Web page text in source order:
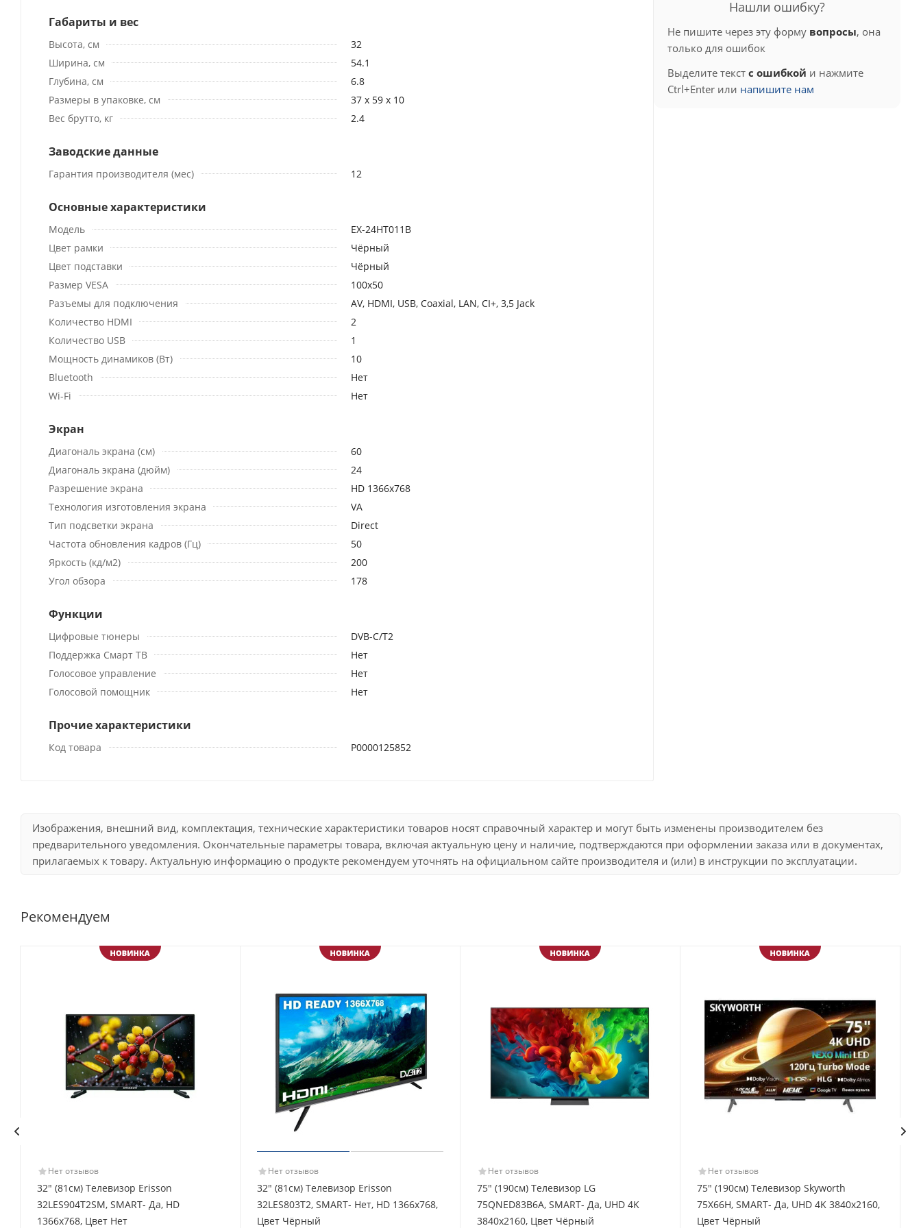
Габариты и вес
Высота, см
32
Ширина, см
54.1
Глубина, см
6.8
Размеры в упаковке, см
37 x 59 x 10
Вес брутто, кг
2.4
Заводские данные
Гарантия производителя (мес) 12
Основные характеристики
Модель
EX-24HT011B
Цвет рамки
Чёрный
Цвет подставки
Чёрный
Размер VESA
100х50
Разъемы для подключения
AV, HDMI, USB, Coaxial, LAN, CI+, 3,5 Jack
Количество HDMI
2
Количество USB
1
Мощность динамиков (Вт)
10
Bluetooth
Нет
Wi-Fi
Нет
Экран
Диагональ экрана (см)
60
Диагональ экрана (дюйм)
24
Разрешение экрана
HD 1366x768
Технология изготовления экрана
VA
Тип подсветки экрана
Direct
Частота обновления кадров (Гц)
50
Яркость (кд/м2)
200
Угол обзора
178
Функции
Цифровые тюнеры
DVB-C/T2
Поддержка Смарт ТВ
Нет
Голосовое управление
Нет
Голосовой помощник
Нет
Прочие характеристики
Код товара Р0000125852
Нашли ошибку?
Не пишите через эту форму вопросы, она
только для ошибок
Выделите текст с ошибкой и нажмите
Ctrl+Enter или напишите нам
Изображения, внешний вид, комплектация, технические характеристики товаров носят справочный характер и могут быть изменены производителем без
предварительного уведомления. Окончательные параметры товара, включая актуальную цену и наличие, подтверждаются при оформлении заказа или в документах,
прилагаемых к товару. Актуальную информацию о продукте рекомендуем уточнять на официальном сайте производителя и (или) в инструкции по эксплуатации.
Рекомендуем
Нет отзывов
32" (81см) Телевизор Erisson
32LES904T2SM, SMART- Да, HD
1366x768, Цвет Нет
Нет отзывов
32" (81см) Телевизор Erisson
32LES803T2, SMART- Нет, HD 1366x768,
Цвет Чёрный
Нет отзывов
75" (190см) Телевизор LG
75QNED83B6A, SMART- Да, UHD 4K
3840x2160, Цвет Чёрный
Нет отзывов
75" (190см) Телевизор Skyworth
75X66H, SMART- Да, UHD 4K 3840x2160,
Цвет Чёрный